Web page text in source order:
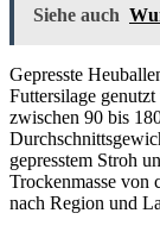
Siehe auch
Gepresste
Futtersilage
zwischen 90 bis
gepresstem Stroh
Trockenmasse von
nach Region und